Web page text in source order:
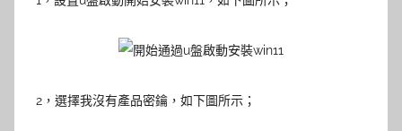
2， 選擇我沒有產品密鑰，如下圖所示；